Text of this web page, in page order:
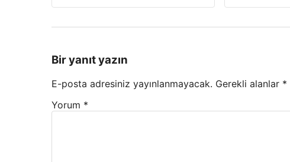
Bir yanıt yazın
E-posta adresiniz yayınlanmayacak. Gerekli alanlar *
Yorum *